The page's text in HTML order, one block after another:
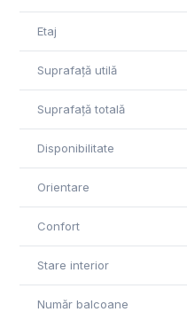
Etaj
Suprafață utilă
Suprafață totală
Disponibilitate
Orientare
Confort
Stare interior
Număr balcoane